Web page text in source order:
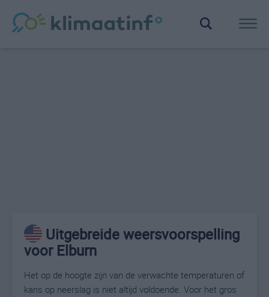
Uitgebreide weersvoorspelling
voor Elburn
Het op de hoogte zijn van de verwachte temperaturen of
kans op neerslag is niet altijd voldoende. Voor het gros